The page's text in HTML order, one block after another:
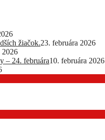
žiačok.23. februára 2026
2026
– 24. februára10. februára 2026